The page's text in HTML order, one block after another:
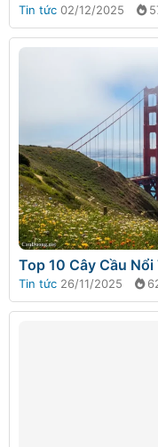
Tin tức 02/12/2025
Top 10 Cây Cầu
Tin tức 26/11/2025